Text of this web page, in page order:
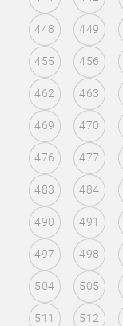
448 449
455 456
462 463
469 470
476 477
483 484
490 491
497 498
504 505
511 512